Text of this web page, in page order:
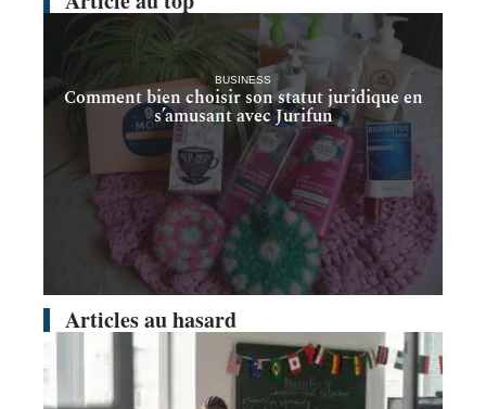
BUSINESS
Comment bien choisir son statut juridique en
s’amusant avec Jurifun
Articles au hasard